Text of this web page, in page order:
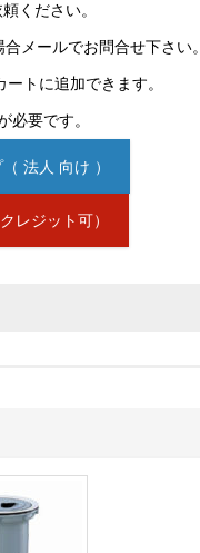
ください。
メールでお問合せ下さい。
ートに追加できます。
必要です。
法人 向け ）
レジット可）